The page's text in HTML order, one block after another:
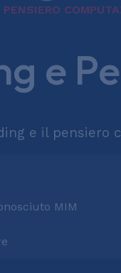
PENSIERO
e
e il pensiero
MIM